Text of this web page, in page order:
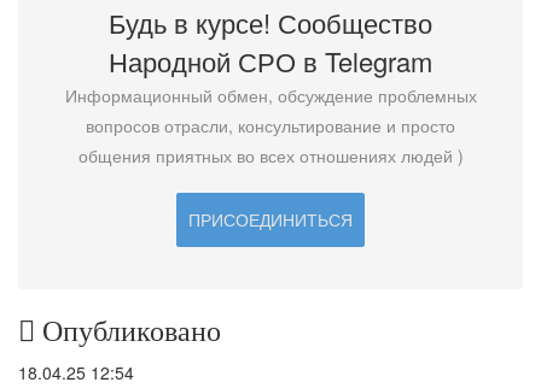
Будь в курсе! Сообщество
Народной СРО в Telegram
Информационный обмен, обсуждение проблемных
вопросов отрасли, консультирование и просто
общения приятных во всех отношениях людей )
ПРИСОЕДИНИТЬСЯ
Опубликовано
18.04.25 12:54